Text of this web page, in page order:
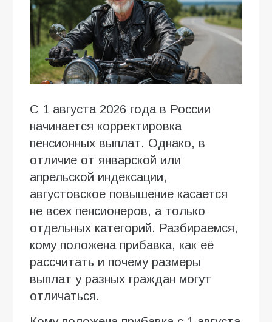
С 1 августа 2026 года в России
начинается корректировка
пенсионных выплат. Однако, в
отличие от январской или
апрельской индексации,
августовское повышение касается
не всех пенсионеров, а только
отдельных категорий. Разбираемся,
кому положена прибавка, как её
рассчитать и почему размеры
выплат у разных граждан могут
отличаться.